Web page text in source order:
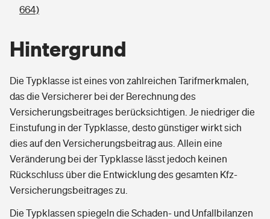
664)
Hintergrund
Die Typklasse ist eines von zahlreichen Tarifmerkmalen,
das die Versicherer bei der Berechnung des
Versicherungsbeitrages berücksichtigen. Je niedriger die
Einstufung in der Typklasse, desto günstiger wirkt sich
dies auf den Versicherungsbeitrag aus. Allein eine
Veränderung bei der Typklasse lässt jedoch keinen
Rückschluss über die Entwicklung des gesamten Kfz-
Versicherungsbeitrages zu.
Die Typklassen spiegeln die Schaden- und Unfallbilanzen